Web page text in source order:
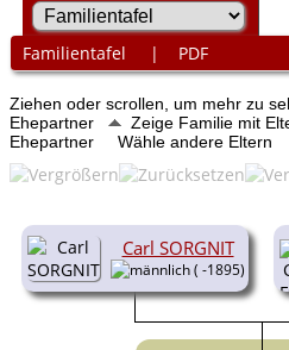
Familientafel | PDF
Ziehen oder scrollen, um mehr zu
Ehepartner
Zeige Familie mit
Ehepartner
Wähle andere Eltern
Carl SORGNIT
( -1895)